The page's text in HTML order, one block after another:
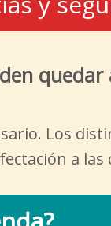
quedar
Los
a las